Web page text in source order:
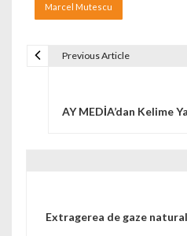
Marcel Mutescu
Previous Article
AY MEDİA’dan Kelime
Extragerea de gaze